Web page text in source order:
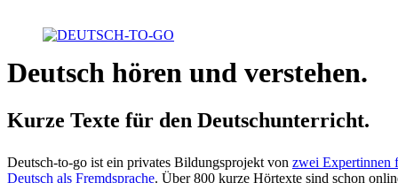
Deutsch hören und verstehen.
Kurze Texte für den Deutschunterricht.
Deutsch-to-go ist ein privates Bildungsprojekt von zwei Expertinnen
Deutsch als Fremdsprache. Über 800 kurze Hörtexte sind schon